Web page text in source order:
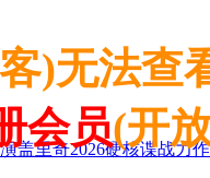
盖里奇2026硬核谍战力
)无法查
会员(开